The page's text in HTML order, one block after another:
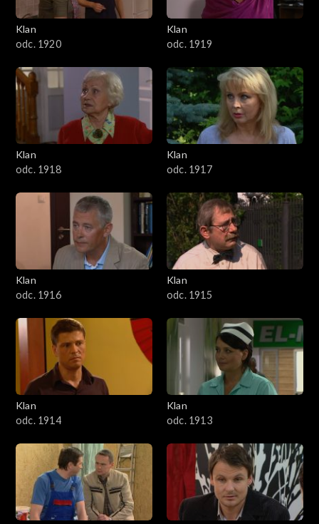
Klan
odc. 1920
Klan
odc. 1919
Klan
odc. 1918
Klan
odc. 1917
Klan
odc. 1916
Klan
odc. 1915
Klan
odc. 1914
Klan
odc. 1913